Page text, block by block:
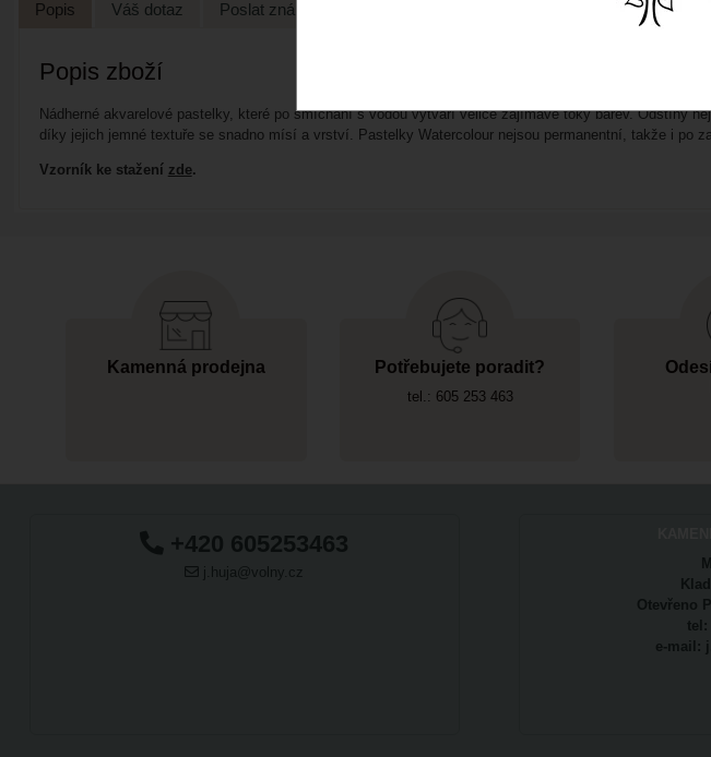
Popis Váš dotaz Poslat známénu
Popis zboží
Nádherné akvarelové pastelky, které po smíchání s vodou vytváří velice zajímavé toky barev. Odstíny
díky jejich jemné textuře se snadno mísí a vrství. Pastelky Watercolour nejsou permanentní, takže i po
Vzorník ke stažení zde.
Kamenná prodejna Potřebujete poradit?
tel.: 605 253 463
+420 605253463
j.huja@volny.cz
Otevřeno
tel:
e-mail: